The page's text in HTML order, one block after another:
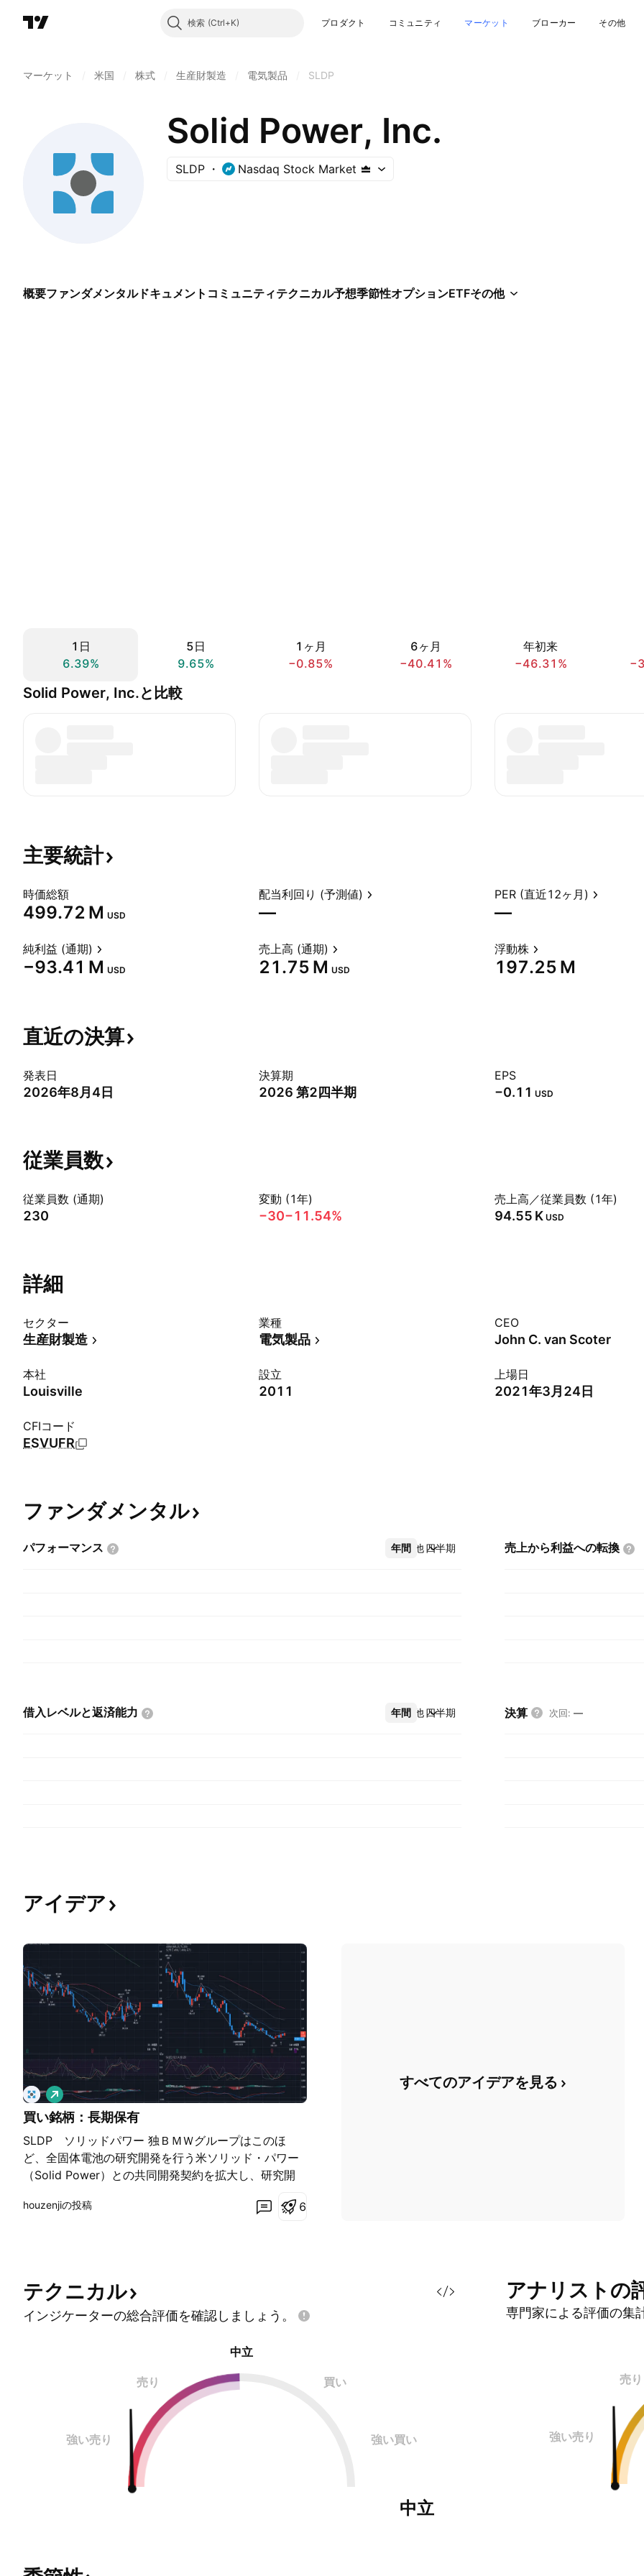
検索 プロダクト コミュニティ マーケット ブローカー その他
マーケット 米国 株式 生産財製造 電気製品 SLDP
Solid Power, Inc.
SLDP Nasdaq Stock Market
概要ファンダメンタルドキュメント コミュニティテクニカル予想季節性オプションETFその他
1日
6.39%
5日
9.65%
1ヶ月
−0.85%
6ヶ月
−40.41%
年初来
−46.31%
Solid Power, Inc.と比較
主要統計
時価総額
‪499.72 M‬ USD
配当利回り (予測値)
—
PER (直近12ヶ月)
—
純利益 (通期)
‪−93.41 M‬ USD
売上高 (通期)
‪21.75 M‬ USD
浮動株
‪197.25 M‬
直近の決算
発表日
2026年8月4日
決算期
2026 第2四半期
EPS
−0.11 USD
従業員数
従業員数 (通期)
230
変動 (1年)
−30−11.54%
売上高／従業員数 (1年)
‪94.55 K‬ USD
詳細
セクター
生産財製造
業種
電気製品
CEO
John C. van Scoter
本社
Louisville
設立
2011
上場日
2021年3月24日
CFIコード
ESVUFR
ファンダメンタル
パフォーマンス 年間 四半期
その他 売上から利益への転換
借入レベルと返済能力 年間 四半期
その他 決算 次回: —
アイデア
買い銘柄：長期保有
SLDP ソリッドパワー 独ＢＭＷグループはこのほ
ど、全固体電池の研究開発を行う米ソリッド・パワー
（Solid Power）との共同開発契約を拡大し、研究開
を受け、ＢＭＷは独バイエルン州ミュンヘン近郊のパ
社とソリッド・パワーの共通の目標である全固体電池
技術の商用化を加速できると期待している」と述べ
ロ
ン
グ
houzenjiの投稿 6
すべてのアイデアを見る
テクニカル
インジケーターの総合評価を確認しましょう。
中立
売り 買い
強い売り 強い買い
中立
アナリストの
専門家による評価の集
売り
強い売り